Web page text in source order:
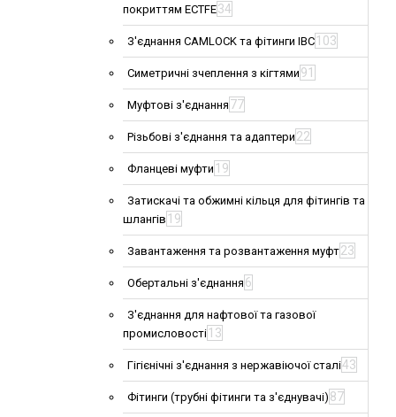
покриттям ECTFE34
З'єднання CAMLOCK та фітинги IBC 103
Симетричні зчеплення з кігтями 91
Муфтові з'єднання 77
Різьбові з'єднання та адаптери 22
Фланцеві муфти 19
Затискачі та обжимні кільця для фітингів та
шлангів 19
Завантаження та розвантаження муфт23
Обертальні з'єднання 6
З'єднання для нафтової та газової
промисловості 13
Гігієнічні з'єднання з нержавіючої сталі43
Фітинги (трубні фітинги та з'єднувачі) 87